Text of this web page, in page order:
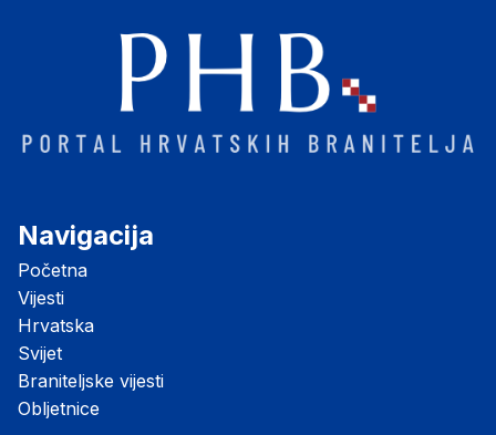
Navigacija
Početna
Vijesti
Hrvatska
Svijet
Braniteljske vijesti
Obljetnice